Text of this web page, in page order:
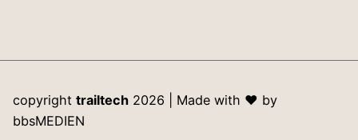
copyrighttrailtech 2026 | Made with ♥ by
bbsMEDIEN